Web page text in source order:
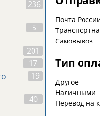
236
5
201
17
19
40
Почта России
Самовывоз
Тип
Другое
Наличными
Перевод на